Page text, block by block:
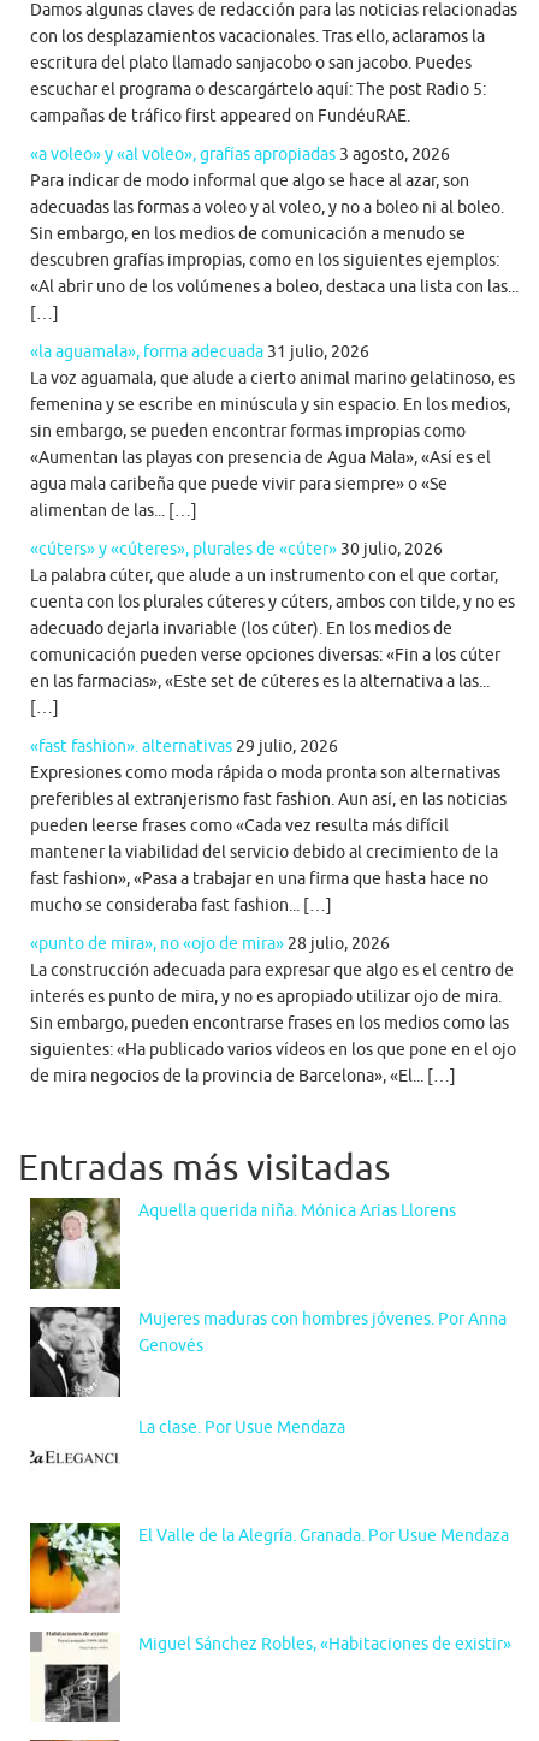
Damos algunas claves de redacción para las noticias relacionadas
con los desplazamientos vacacionales. Tras ello, aclaramos la
escritura del plato llamado sanjacobo o san jacobo. Puedes
escuchar el programa o descargártelo aquí: The post Radio 5:
campañas de tráfico first appeared on FundéuRAE.
«a voleo» y «al voleo», grafías apropiadas 3 agosto, 2026
Para indicar de modo informal que algo se hace al azar, son
adecuadas las formas a voleo y al voleo, y no a boleo ni al boleo.
Sin embargo, en los medios de comunicación a menudo se
descubren grafías impropias, como en los siguientes ejemplos:
«Al abrir uno de los volúmenes a boleo, destaca una lista con las...
[…]
«la aguamala», forma adecuada 31 julio, 2026
La voz aguamala, que alude a cierto animal marino gelatinoso, es
femenina y se escribe en minúscula y sin espacio. En los medios,
sin embargo, se pueden encontrar formas impropias como
«Aumentan las playas con presencia de Agua Mala», «Así es el
agua mala caribeña que puede vivir para siempre» o «Se
alimentan de las... […]
«cúters» y «cúteres», plurales de «cúter» 30 julio, 2026
La palabra cúter, que alude a un instrumento con el que cortar,
cuenta con los plurales cúteres y cúters, ambos con tilde, y no es
adecuado dejarla invariable (los cúter). En los medios de
comunicación pueden verse opciones diversas: «Fin a los cúter
en las farmacias», «Este set de cúteres es la alternativa a las...
[…]
«fast fashion». alternativas 29 julio, 2026
Expresiones como moda rápida o moda pronta son alternativas
preferibles al extranjerismo fast fashion. Aun así, en las noticias
pueden leerse frases como «Cada vez resulta más difícil
mantener la viabilidad del servicio debido al crecimiento de la
fast fashion», «Pasa a trabajar en una firma que hasta hace no
mucho se consideraba fast fashion... […]
«punto de mira», no «ojo de mira» 28 julio, 2026
La construcción adecuada para expresar que algo es el centro de
interés es punto de mira, y no es apropiado utilizar ojo de mira.
Sin embargo, pueden encontrarse frases en los medios como las
siguientes: «Ha publicado varios vídeos en los que pone en el ojo
de mira negocios de la provincia de Barcelona», «El... […]
Entradas más visitadas
Aquella querida niña. Mónica Arias Llorens
Mujeres maduras con hombres jóvenes. Por Anna
Genovés
La clase. Por Usue Mendaza
El Valle de la Alegría. Granada. Por Usue Mendaza
Miguel Sánchez Robles, «Habitaciones de existir»